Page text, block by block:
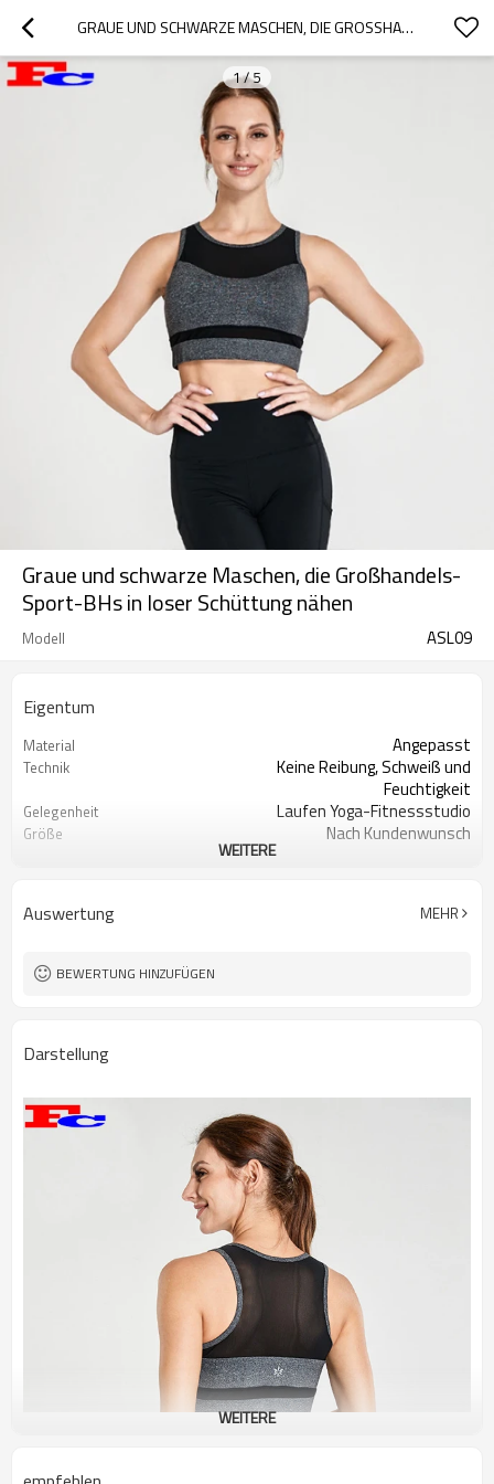
GRAUE UND SCHWARZE MASCHEN, DIE GROSSHANDELS-SPORT-BHS IN LOSER SCHÜTTUNG NÄHEN
1/5
Graue und schwarze Maschen, die Großhandels-
Sport-BHs in loser Schüttung nähen
Modell ASL09
Eigentum
Material Angepasst
Technik
Keine Reibung, Schweiß und
Feuchtigkeit
Gelegenheit Laufen Yoga-Fitnessstudio
Größe Nach Kundenwunsch
Kundenspezifischer Logo-Druck
Label & Tag Begrüßt
WEITERE
Auswertung MEHR
BEWERTUNG HINZUFÜGEN
Darstellung
WEITERE